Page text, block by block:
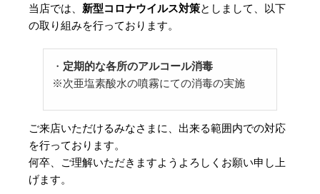
当店では、 新型コロナウイルス対策としまして、以下
の取り組みを行っております。
・ 定期的な各所のアルコール消毒
※次亜塩素酸水の噴霧にての消毒の実施
ご来店いただけるみなさまに、出来る範囲内での対応
を行っております。
何卒、ご理解いただきますようよろしくお願い申し上
げます。